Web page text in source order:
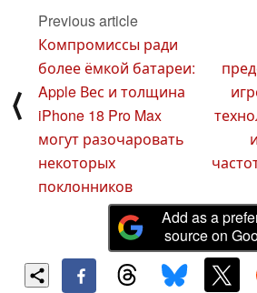
⟨
Previous article
Компромиссы ради
более ёмкой батареи:
Apple Вес и толщина
iPhone 18 Pro Max
могут разочаровать
некоторых
поклонников
Add as a
source on